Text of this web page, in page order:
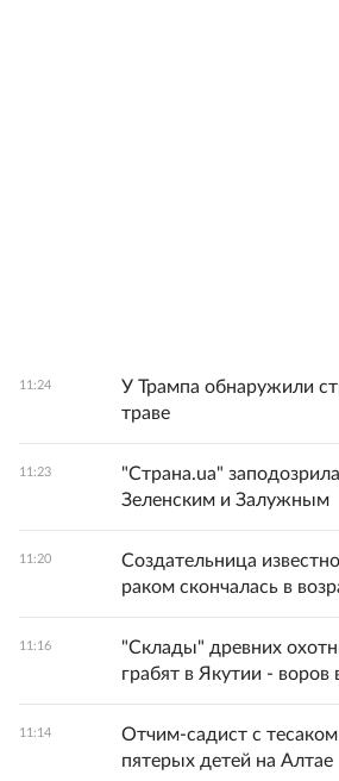
11:24
У Трампа обнаружили
траве
11:23
"Страна.ua"
Зеленским и Залужным
11:20
Создательница
раком скончалась в
11:16
"Склады" древних
грабят в Якутии -
11:14
Отчим-садист с
пятерых детей на Алтае